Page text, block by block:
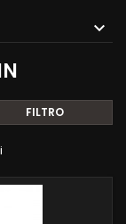
FILTRO